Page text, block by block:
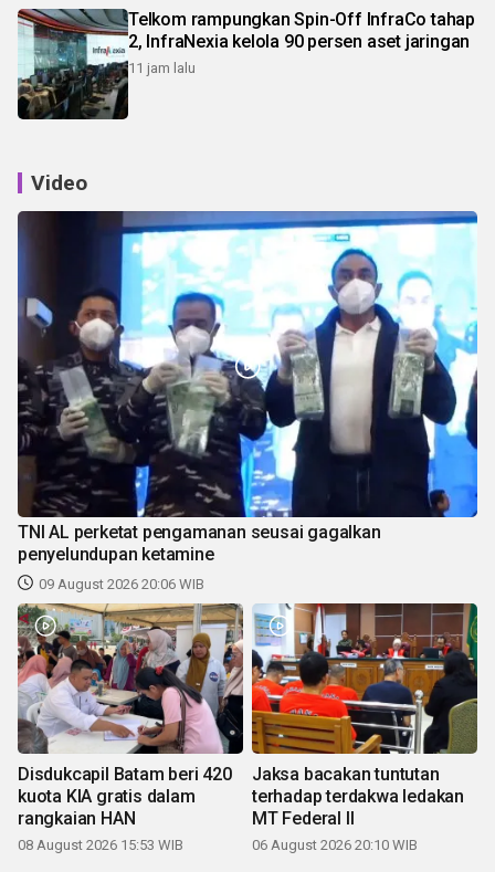
Telkom rampungkan Spin-Off InfraCo tahap
2, InfraNexia kelola 90 persen aset jaringan
11 jam lalu
Video
TNI AL perketat pengamanan seusai gagalkan
penyelundupan ketamine
09 August 2026 20:06 WIB
Disdukcapil Batam beri 420
kuota KIA gratis dalam
rangkaian HAN
08 August 2026 15:53 WIB
Jaksa bacakan tuntutan
terhadap terdakwa ledakan
MT Federal II
06 August 2026 20:10 WIB